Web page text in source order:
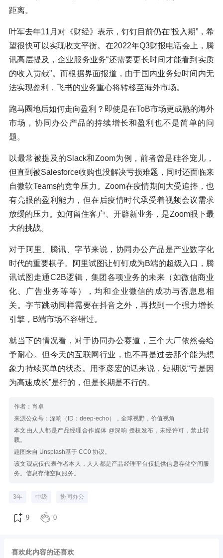
距离。
叶军去年11月对《财经》表示，钉钉目前仍在“投入期”，希
望很快可以实现收支平衡。在2022年Q3财报电话会上，腾
讯高层提及，企业服务业务“还需要更长时间才能看到实质
的收入贡献”。而根据界面报道，由于国内业务短时间内无
法实现盈利，飞书的业务重心将转移至海外市场。
跑马圈地后如何走向盈利？即使是在ToB市场更成熟的海外
市场，协同办公产品的持续增长和盈利也不是简单的问
题。
以最常被提及的Slack和Zoom为例，前者曾是硅谷宠儿，
但直到被Salesforce收购也没解决亏损难题，同时还面临来
自微软Teams的竞争压力。Zoom在疫情期间大受追捧，也
有亮眼的盈利能力，但在后疫情时代承受着视频会议需求
放缓的压力。如何留住客户、开辟新业务，是Zoom眼下最
大的挑战。
对于阿里、腾讯、字节来说，协同办公产品是产业数字化
时代的重要棋子。阿里试图让钉钉成为B端的超级入口，腾
讯试图走通C2B逻辑，集团各项业务的未来（如微信商业
化、广告业务等等），均和企业微信的成功与否息息相
关。字节跳动同样需要在抖音之外，再找到一个强力增长
引擎，B端市场不容错过。
就当下的情况看，对于协同办公赛道，三个大厂依然会给
予耐心。但今天的互联网行业，也不再是过去那个能为想
象力持续买单的状态。用李彦宏的话来说，短期说“亏是因
为高速成长”是行的，但是长期是不行的。
作者：肖卓
来源公众号：深响（ID：deep-echo），全球视野，价值视角
本文由人人都是产品经理合作媒体 @深响 授权发布，未经许可，禁止转
载。
题图来自 Unsplash基于 CC0 协议。
该文观点仅代表作者本人，人人都是产品经理平台仅提供信息存储空间服
务。信息存储空间服务。
3年 中级 协同办公
9 0
喜欢此内容的还喜欢